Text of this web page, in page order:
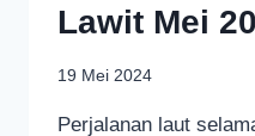
Lawit Mei
19 Mei 2024
Perjalanan laut